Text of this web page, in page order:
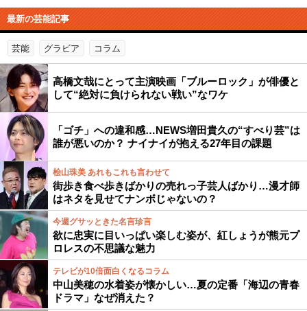
最新の芸能記事
芸能 グラビア コラム
高橋文哉にとって主演映画「ブルーロック」が俳優と
して“絶対に負けられない戦い”なワケ
「ゴチ」への違和感…NEWS増田貴久の“すべり芸”は
誰が悪いのか？ ナイナイが抱える27年目の課題
桧山珠美 あれもこれも言わせて
街歩き食べ歩きばかりの売れっ子芸人ばかり…漫才師
はネタを見せてナンボじゃないの？
今週グサッときた名言珍言
欲に忠実に目いっぱい楽しむ姿が、紅しょうが熊元プ
ロレスの不思議な魅力
テレビが10倍面白くなるコラム
中山美穂の水着姿が懐かしい…夏の定番「海辺の青春
ドラマ」なぜ消えた？